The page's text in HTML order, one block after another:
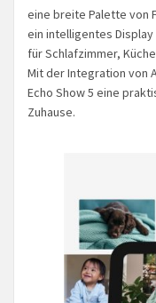
eine breite Palette von
ein intelligentes
für Schlafzimmer,
Mit der Integration von
Echo Show 5 eine
Zuhause.